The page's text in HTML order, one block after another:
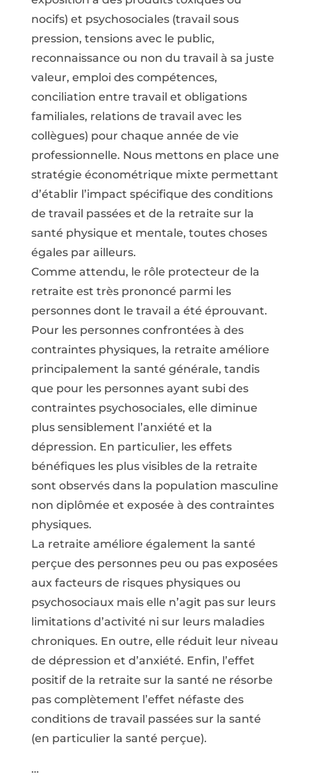
nocifs) et psychosociales (travail sous
pression, tensions avec le public,
reconnaissance ou non du travail à sa juste
valeur, emploi des compétences,
conciliation entre travail et obligations
familiales, relations de travail avec les
collègues) pour chaque année de vie
professionnelle. Nous mettons en place une
stratégie économétrique mixte permettant
d’établir l’impact spécifique des conditions
de travail passées et de la retraite sur la
santé physique et mentale, toutes choses
égales par ailleurs.
Comme attendu, le rôle protecteur de la
retraite est très prononcé parmi les
personnes dont le travail a été éprouvant.
Pour les personnes confrontées à des
contraintes physiques, la retraite améliore
principalement la santé générale, tandis
que pour les personnes ayant subi des
contraintes psychosociales, elle diminue
plus sensiblement l’anxiété et la
dépression. En particulier, les effets
bénéfiques les plus visibles de la retraite
sont observés dans la population masculine
non diplômée et exposée à des contraintes
physiques.
La retraite améliore également la santé
perçue des personnes peu ou pas exposées
aux facteurs de risques physiques ou
psychosociaux mais elle n’agit pas sur leurs
limitations d’activité ni sur leurs maladies
chroniques. En outre, elle réduit leur niveau
de dépression et d’anxiété. Enfin, l’effet
positif de la retraite sur la santé ne résorbe
pas complètement l’effet néfaste des
conditions de travail passées sur la santé
(en particulier la santé perçue).
…